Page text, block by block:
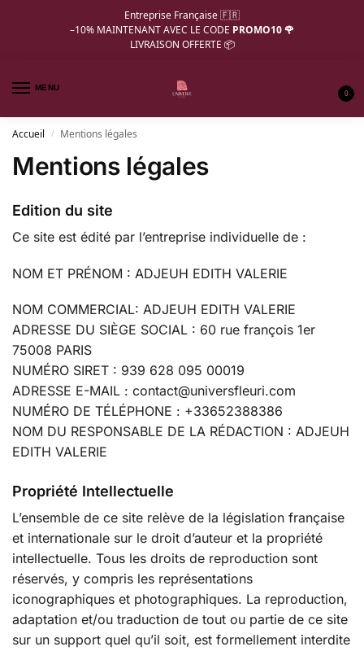
Entreprise Française 🇫🇷
–10% MAINTENANT AVEC LE CODE PROMO10 🌹
LIVRAISON OFFERTE 📦
MENU
0
Accueil / Mentions légales
Mentions légales
Edition du site
Ce site est édité par l’entreprise individuelle de :
NOM ET PRÉNOM : ADJEUH EDITH VALERIE
NOM COMMERCIAL: ADJEUH EDITH VALERIE
ADRESSE DU SIÈGE SOCIAL : 60 rue françois 1er
75008 PARIS
NUMÉRO SIRET : 939 628 095 00019
ADRESSE E-MAIL : contact@universfleuri.com
NUMÉRO DE TÉLÉPHONE : +33652388386
NOM DU RESPONSABLE DE LA RÉDACTION : ADJEUH
EDITH VALERIE
Propriété Intellectuelle
L’ensemble de ce site relève de la législation française
et internationale sur le droit d’auteur et la propriété
intellectuelle. Tous les droits de reproduction sont
réservés, y compris les représentations
iconographiques et photographiques. La reproduction,
adaptation et/ou traduction de tout ou partie de ce site
sur un support quel qu’il soit, est formellement interdite